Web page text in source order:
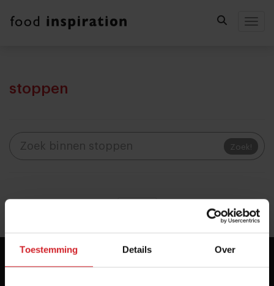
Toestemming Details Over
stoppen
Zoek!